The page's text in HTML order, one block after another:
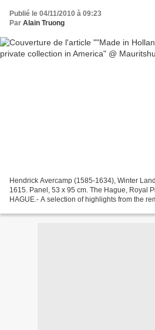
Publié le 04/11/2010 à 09:23
Par Alain Truong
Hendrick Avercamp (1585-1634), Winter
1615. Panel, 53 x 95 cm. The Hague, Royal
HAGUE.- A selection of highlights from the